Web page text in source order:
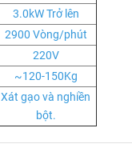
3.0kW Trở lên
2900 Vòng/phút
220V
~120-150Kg
Xát gạo và nghiền
bột.